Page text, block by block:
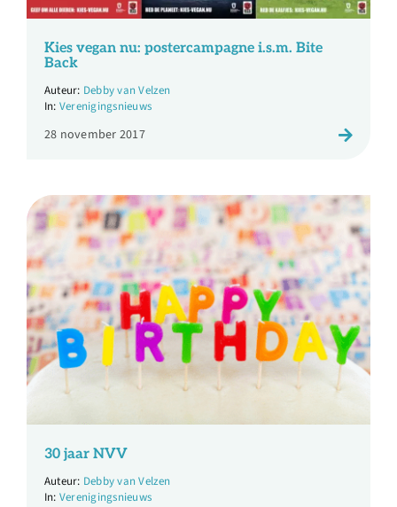
Kies vegan nu: postercampagne i.s.m. Bite
Back
Debby van Velzen
Verenigingsnieuws
28 november 2017
30 jaar NVV
Debby van Velzen
Verenigingsnieuws